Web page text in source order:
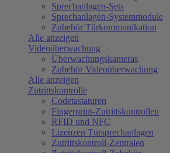
Sprechanlagen-Sets
Sprechanlagen-Systemmodule
Zubehör Türkommunikation
Alle anzeigen
Videoüberwachung
Überwachungskameras
Zubehör Videoüberwachung
Alle anzeigen
Zutrittskontrolle
Codetastaturen
Fingerprint-Zutrittskontrollen
RFID und NFC
Lizenzen Türsprechanlagen
Zutrittskontroll-Zentralen